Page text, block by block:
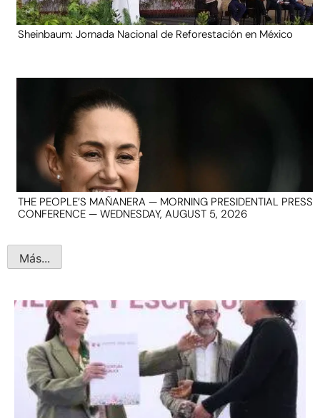
Sheinbaum: Jornada Nacional de Reforestación en México
THE PEOPLE’S MAÑANERA — MORNING PRESIDENTIAL PRESS
CONFERENCE — WEDNESDAY, AUGUST 5, 2026
Más...